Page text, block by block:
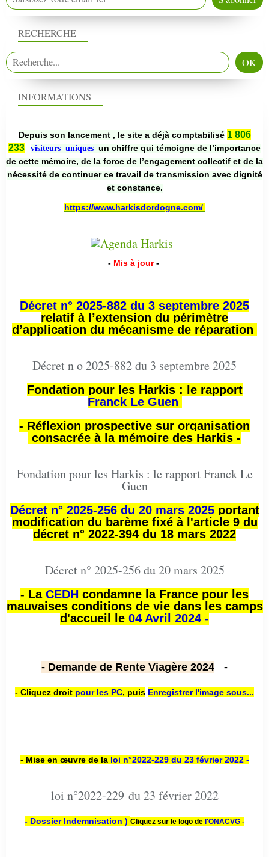
RECHERCHE
INFORMATIONS
Depuis son lancement , le site a déjà comptabilisé 1 806
233
visiteurs uniques un chiffre qui témoigne de l’importance
de cette mémoire, de la force de l’engagement collectif et de la
nécessité de continuer ce travail de transmission avec dignité
et constance.
https://www.harkisdordogne.com/
- Mis à jour -
Décret n° 2025-882 du 3 septembre 2025
relatif à l’extension du périmètre
d’application du mécanisme de réparation
Décret n o 2025-882 du 3 septembre 2025
Fondation pour les Harkis : le rapport
Franck Le Guen
- Réflexion prospective sur organisation
consacrée à la mémoire des Harkis -
Fondation pour les Harkis : le rapport Franck Le
Guen
Décret n° 2025-256 du 20 mars 2025portant
modification du barème fixé à l'article 9 du
décret n° 2022-394 du 18 mars 2022
Décret n° 2025-256 du 20 mars 2025
- La CEDH condamne la France pour les
mauvaises conditions de vie dans les camps
d'accueil le 04 Avril 2024 -
- Demande de Rente Viagère 2024 -
- Cliquez droit pour les PC, puis Enregistrer l'image sous...
- Mise en œuvre de la loi n°2022-229 du 23 février 2022 -
loi n°2022-229 du 23 février 2022
- Dossier Indemnisation ) Cliquez sur le logo de l'ONACVG -